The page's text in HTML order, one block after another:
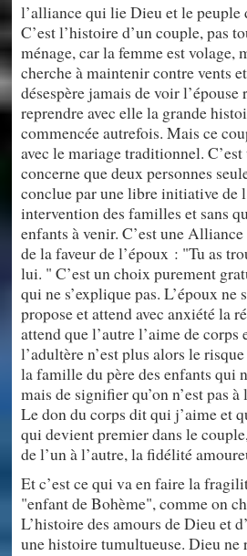
l’alliance qui lie Dieu et le peuple
C’est l’histoire d’un couple, pas
ménage, car la femme est volage,
cherche à maintenir contre vents
désespère jamais de voir
reprendre avec elle la grande
commencée autrefois. Mais ce
avec le mariage traditionnel.
concerne que deux personnes
conclue par une libre initiative de
intervention des familles et sans
enfants à venir. C’est une
de la faveur de l’époux : "Tu as
lui. " C’est un choix purement
qui ne s’explique pas. L’époux ne
propose et attend avec anxiété la
attend que l’autre l’aime de
l’adultère n’est plus alors le
la famille du père des enfants qui
mais de signifier qu’on n’est pas
Le don du corps dit qui j’aime et
qui devient premier dans le
de l’un à l’autre, la fidélité
Et c’est ce qui va en faire la
"enfant de Bohème", comme on
L’histoire des amours de Dieu et
une histoire tumultueuse. Dieu ne